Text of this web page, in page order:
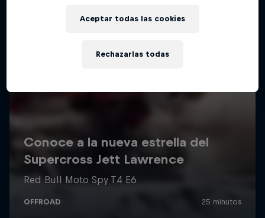
Rechazarlas todas
Aceptar todas las cookies